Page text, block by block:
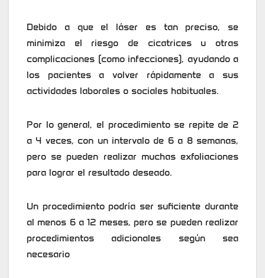
Debido a que el láser es tan preciso, se
minimiza el riesgo de cicatrices u otras
complicaciones (como infecciones), ayudando a
los pacientes a volver rápidamente a sus
actividades laborales o sociales habituales.
Por lo general, el procedimiento se repite de 2
a 4 veces, con un intervalo de 6 a 8 semanas,
pero se pueden realizar muchas exfoliaciones
para lograr el resultado deseado.
Un procedimiento podría ser suficiente durante
al menos 6 a 12 meses, pero se pueden realizar
procedimientos adicionales según sea
necesario